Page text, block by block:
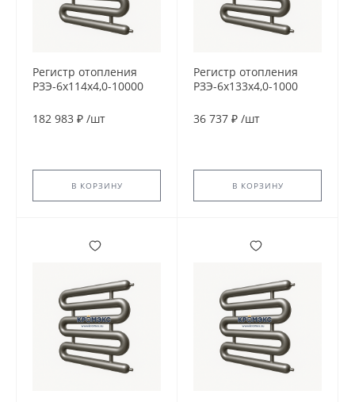
Регистр отопления
РЗЭ-6x114x4,0-10000
182 983 ₽ /шт
В КОРЗИНУ
Регистр отопления
РЗЭ-6x133x4,0-1000
36 737 ₽ /шт
В КОРЗИНУ